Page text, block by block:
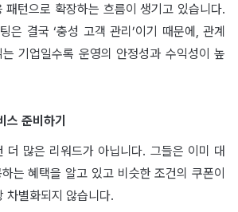
패턴으로 확장하는 흐름이 생기고 있습니다.
은 결국 ‘충성 고객 관리’이기 때문에, 관계
기업일수록 운영의 안정성과 수익성이 높
스 준비하기
더 많은 리워드가 아닙니다. 그들은 이미 대
는 혜택을 알고 있고 비슷한 조건의 쿠폰이
차별화되지 않습니다.